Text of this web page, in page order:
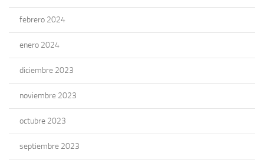
febrero 2024
enero 2024
diciembre 2023
noviembre 2023
octubre 2023
septiembre 2023